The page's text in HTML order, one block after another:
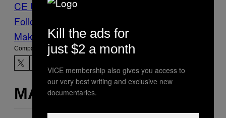
CE US
Follow Us On Discover
Make Us Preferred In Top Stories
Compartir:
MÁS DE LO MISMO
Kill the ads for
just $2 a month
VICE membership also gives you access to
our very best writing and exclusive new
documentaries.